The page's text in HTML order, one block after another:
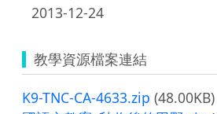
2013-12-24
教學資源檔案連結
K9-TNC-CA-4633.zip (48.00KB)